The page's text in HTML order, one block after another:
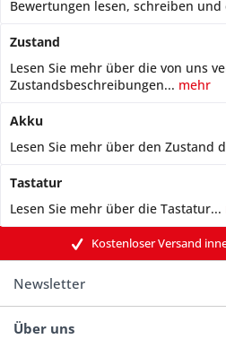
Bewertungen lesen, schreiben
Zustand
Lesen Sie mehr über die von uns
Zustandsbeschreibungen... mehr
Akku
Lesen Sie mehr über den Zustand
Tastatur
Lesen Sie mehr über die Tastatur...
Kostenloser Versand
Newsletter
Über uns